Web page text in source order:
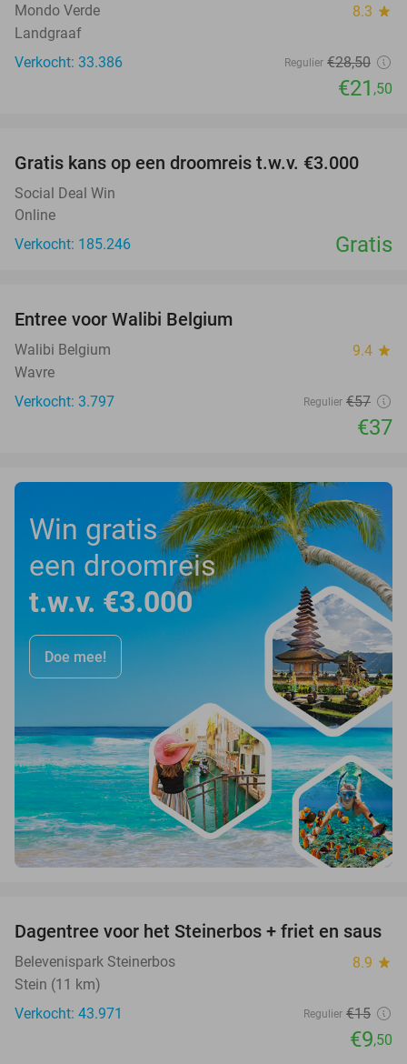
Mondo Verde 8.3 star
Landgraaf
Verkocht: 33.386
Regulier €28,50
€21 ,50
Gratis kans op een droomreis t.w.v. €3.000
Social Deal Win
Online
Verkocht: 185.246
Gratis
Entree voor Walibi Belgium
Walibi Belgium 9.4 star
Wavre
Verkocht: 3.797
Regulier €57
€37
Win gratis
een droomreis
t.w.v. €3.000
Doe mee!
37%
Dagentree voor het Steinerbos + friet en saus
Belevenispark Steinerbos 8.9 star
Stein (11 km)
Verkocht: 43.971
Regulier €15
€9,50